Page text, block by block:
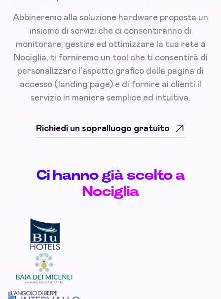
Abbineremo alla soluzione hardware proposta un
insieme di servizi che ci consentiranno di
monitorare, gestire ed ottimizzare la tua rete a
Nociglia, ti forniremo un tool che ti consentirà di
personalizzare l'aspetto grafico della pagina di
accesso (landing page) e di fornire ai clienti il
servizio in maniera semplice ed intuitiva.
Richiedi un sopralluogo gratuito
Ci hanno già scelto a
Nociglia